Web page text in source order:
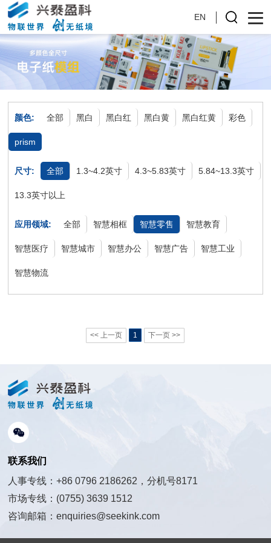
EN
颜色: 全部 黑白 黑白红 黑白黄 黑白红黄 彩色
prism
尺寸: 全部 1.3~4.2英寸 4.3~5.83英寸 5.84~13.3英寸
13.3英寸以上
应用领域: 全部 智慧相框 智慧零售 智慧教育
智慧医疗 智慧城市 智慧办公 智慧广告 智慧工业
智慧物流
<< 上一页 1 下一页 >>
联系我们
人事专线：+86 0796 2186262，分机号8171
市场专线：(0755) 3639 1512
咨询邮箱：enquiries@seekink.com